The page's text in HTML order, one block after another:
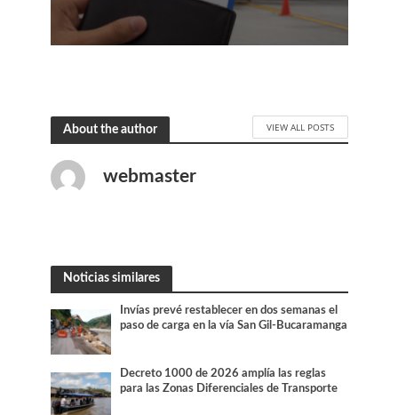
About the author VIEW ALL POSTS
webmaster
Noticias similares
Invías prevé restablecer en dos semanas el
paso de carga en la vía San Gil-Bucaramanga
Decreto 1000 de 2026 amplía las reglas
para las Zonas Diferenciales de Transporte